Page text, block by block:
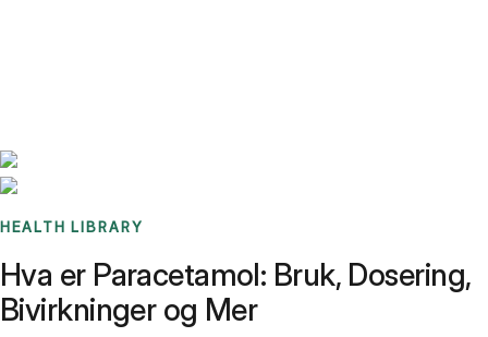
HEALTH LIBRARY
Hva er Paracetamol: Bruk, Dosering,
Bivirkninger og Mer